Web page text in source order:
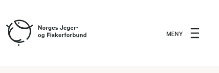
MENY